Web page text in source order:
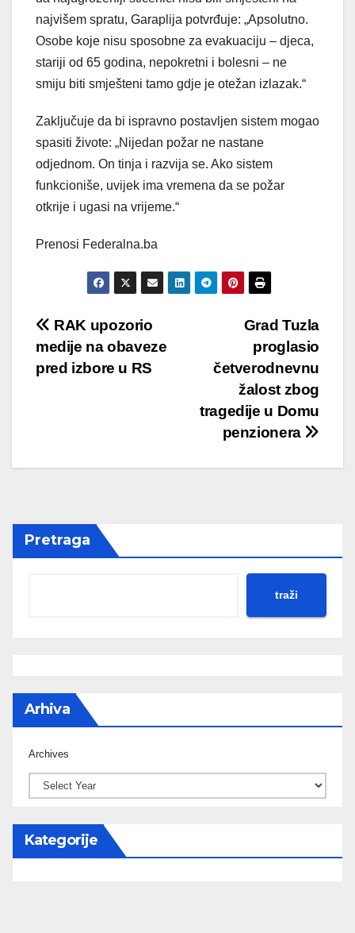
najvišem spratu, Garaplija potvrđuje: „Apsolutno.
Osobe koje nisu sposobne za evakuaciju – djeca,
stariji od 65 godina, nepokretni i bolesni – ne
smiju biti smješteni tamo gdje je otežan izlazak.“
Zaključuje da bi ispravno postavljen sistem mogao
spasiti živote: „Nijedan požar ne nastane
odjednom. On tinja i razvija se. Ako sistem
funkcioniše, uvijek ima vremena da se požar
otkrije i ugasi na vrijeme.“
Prenosi Federalna.ba
Post
navigation
Grad Tuzla
proglasio
četverodnevnu
žalost zbog
tragedije u Domu
penzionera
RAK upozorio
medije na obaveze
pred izbore u RS
Pretraga
traži
Arhiva
Archives
Kategorije